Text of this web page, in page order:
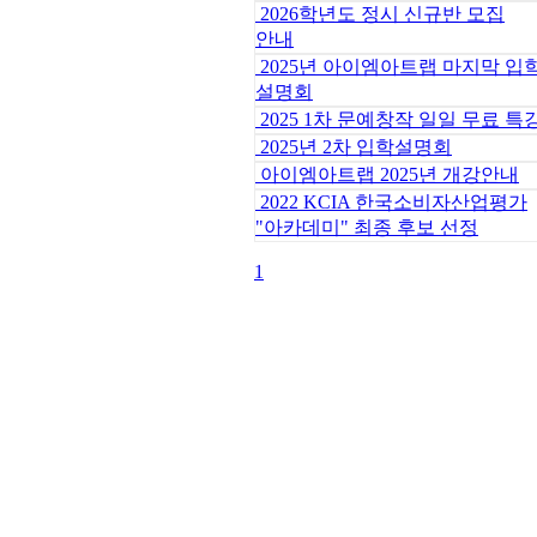
2026학년도 정시 신규반 모집
안내
2025년 아이엠아트랩 마지막 입
설명회
2025 1차 문예창작 일일 무료 특
2025년 2차 입학설명회
아이엠아트랩 2025년 개강안내
2022 KCIA 한국소비자산업평가
"아카데미" 최종 후보 선정
1